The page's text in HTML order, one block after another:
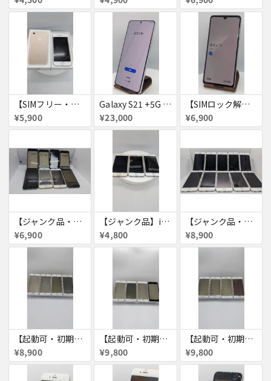
【SIMフリー・付属品あり】iPhone 7 128GB
¥5,900
Galaxy S21 +5G 256GB
¥23,000
【SIMロック解除済・初期化済】Galaxy A41 SCV48
¥6,900
【ジャンク品・初期化済】iPhone6 8台セット
¥6,900
【ジャンク品】iPhone6s ３台セット
¥4,800
【ジャンク品・初期化済】iPhone6 10台セット
¥8,900
【起動可・初期化済・SIMロック解除済】iPhone6 16GB 4台セット
¥8,900
【起動可・初期化済・SIMロック解除済】iPhone6 64GB 4台セット
¥9,800
【起動可・初期化済・SIMロック解除済】iPhone6 64GB 4台セット
¥9,800